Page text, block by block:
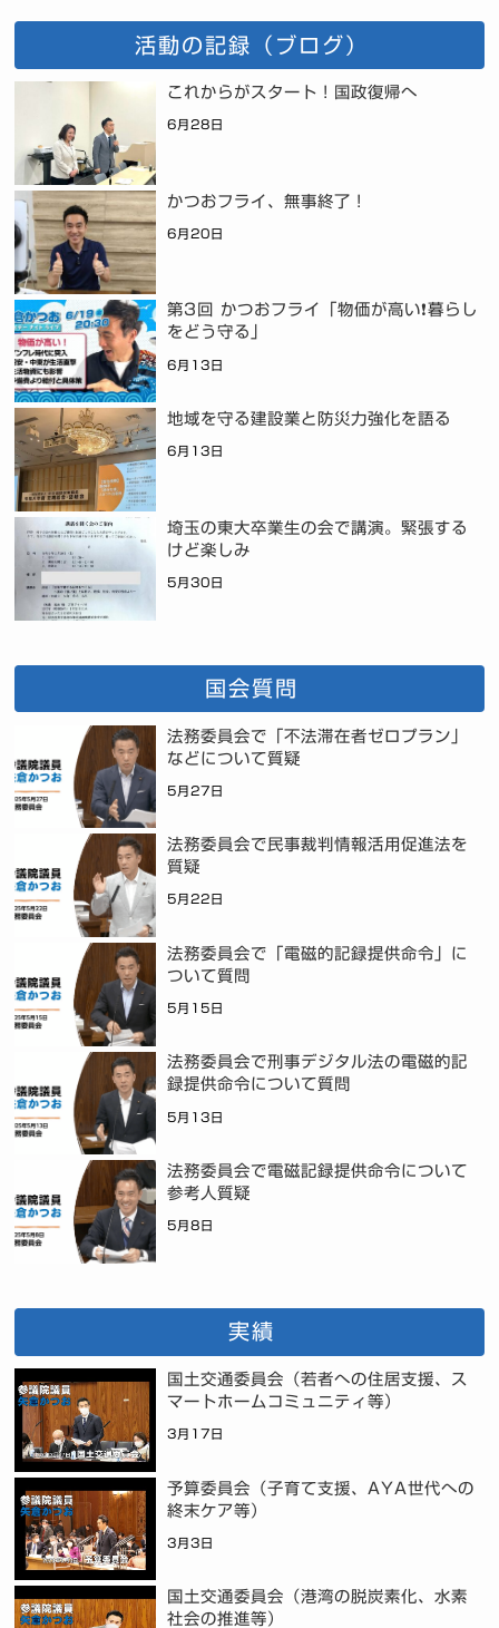
活動の記録（ブログ）
これからがスタート！国政復帰へ
6月28日
かつおフライ、無事終了！
6月20日
第3回 かつおフライ「物価が高い❗暮らし
をどう守る」
6月13日
地域を守る建設業と防災力強化を語る
6月13日
埼玉の東大卒業生の会で講演。緊張する
けど楽しみ
5月30日
国会質問
法務委員会で「不法滞在者ゼロプラン」
などについて質疑
5月27日
法務委員会で民事裁判情報活用促進法を
質疑
5月22日
法務委員会で「電磁的記録提供命令」に
ついて質問
5月15日
法務委員会で刑事デジタル法の電磁的記
録提供命令について質問
5月13日
法務委員会で電磁記録提供命令について
参考人質疑
5月8日
実績
国土交通委員会（若者への住居支援、ス
マートホームコミュニティ等）
3月17日
予算委員会（子育て支援、AYA世代への
終末ケア等）
3月3日
国土交通委員会（港湾の脱炭素化、水素
社会の推進等）